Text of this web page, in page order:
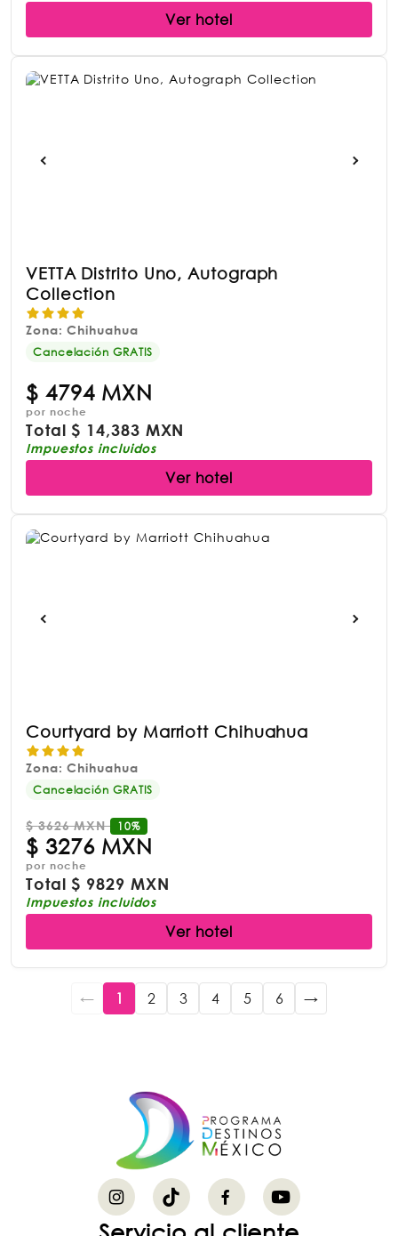
Ver hotel
VETTA Distrito Uno, Autograph
Collection
Zona: Chihuahua
Cancelación GRATIS
$ 4794 MXN
por noche
Total$ 14,383 MXN
Impuestos incluidos
Ver hotel
Courtyard by Marriott Chihuahua
Zona: Chihuahua
Cancelación GRATIS
$3626 MXN 10%
$ 3276 MXN
por noche
Total$ 9829 MXN
Impuestos incluidos
Ver hotel
← 1 2 3 4 5 6 →